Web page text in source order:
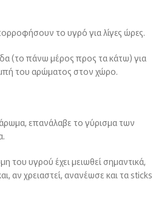
το υγρό για λίγες ώρες.
(το πάνω μέρος προς τα κάτω) για
του αρώματος στον χώρο.
επανάλαβε το γύρισμα των
του υγρού έχει μειωθεί σημαντικά,
αν χρειαστεί, ανανέωσε και τα sticks